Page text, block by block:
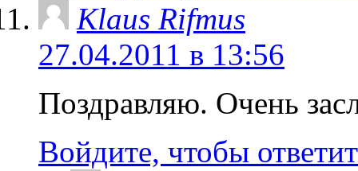
Klaus Rifmus
27.04.2011 в 13:56
Поздравляю. Очень
Войдите, чтобы